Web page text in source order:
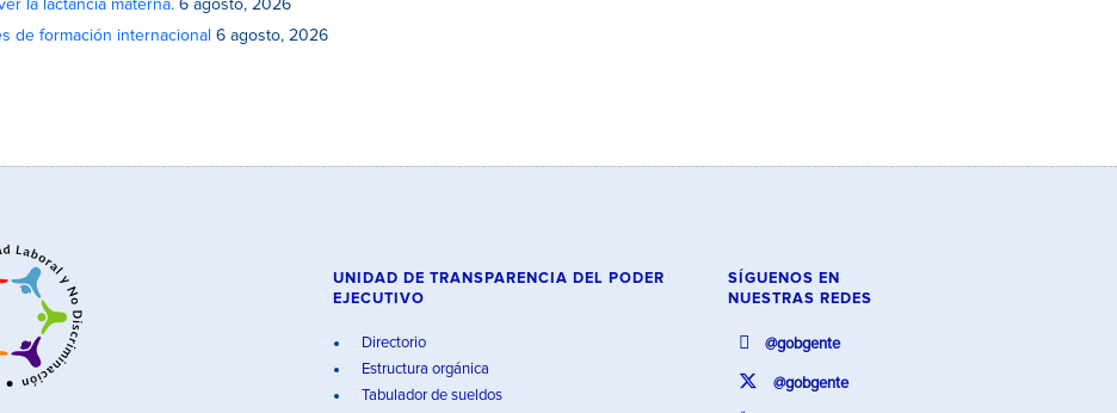
la lactancia materna. 6 agosto, 2026
de formación internacional 6 agosto, 2026
UNIDAD DE TRANSPARENCIA DEL PODER
EJECUTIVO
Directorio
Estructura orgánica
Tabulador de sueldos
SÍGUENOS EN
NUESTRAS REDES
@gobgente
@gobgente